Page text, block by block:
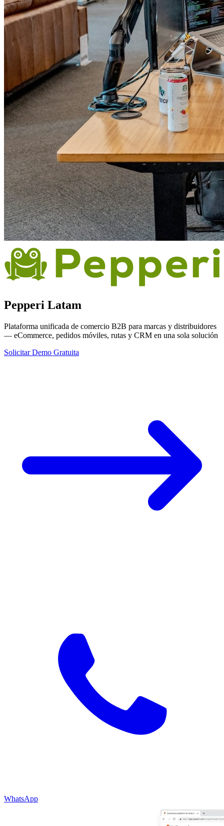
Pepperi Latam
Plataforma unificada de comercio B2B para marcas y distribuidores
— eCommerce, pedidos móviles, rutas y CRM en una sola solución
Solicitar Demo Gratuita
WhatsApp